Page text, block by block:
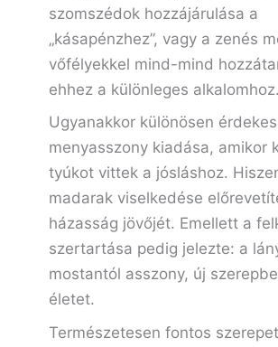
szomszédok hozzájárulása a
„kásapénzhez”, vagy a zenés
vőfélyekkel mind-mind
ehhez a különleges alkalomhoz.
Ugyanakkor különösen
menyasszony kiadása, amikor
tyúkot vittek a jósláshoz.
madarak viselkedése
házasság jövőjét. Emellett a
szertartása pedig jelezte: a
mostantól asszony, új
életet.
Természetesen fontos